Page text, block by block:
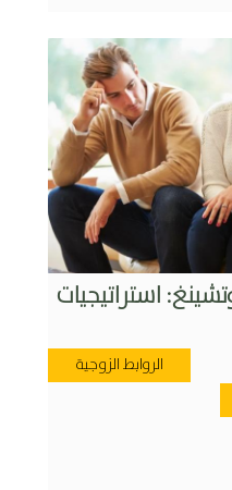
استراتيجيات
الروابط الزوجية